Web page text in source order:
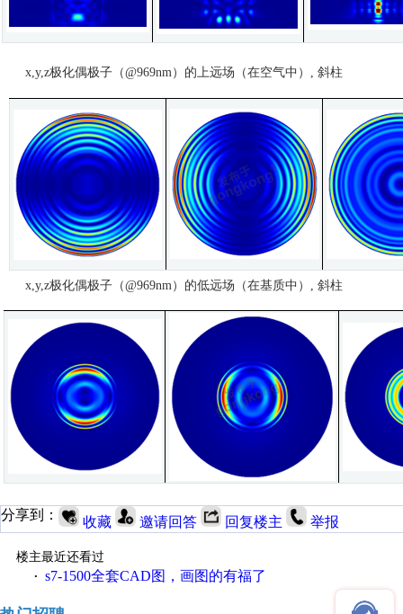
x,y,z极化偶极子（@969nm）的上远场（在空气中）, 斜柱
x,y,z极化偶极子（@969nm）的低远场（在基质中）, 斜柱
分享到： 收藏 邀请回答 回复楼主 举报
楼主最近还看过
· s7-1500全套CAD图，画图的有福了